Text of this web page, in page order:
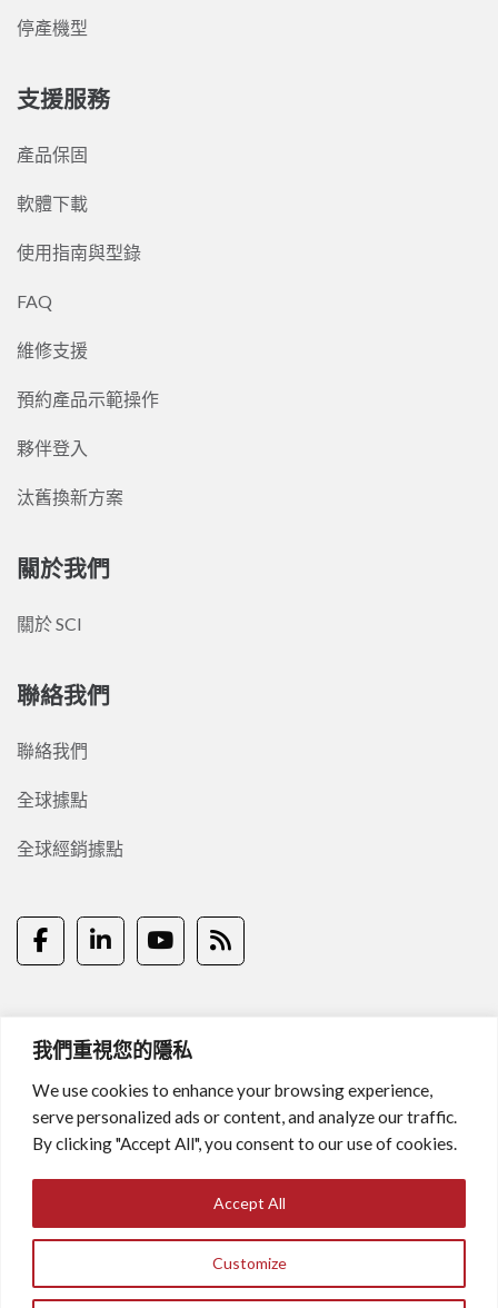
我們重視您的隱私
We use cookies to enhance your browsing experience,
serve personalized ads or content, and analyze our traffic.
By clicking "Accept All", you consent to our use of cookies.
Customize
Accept All
停產機型
支援服務
產品保固
軟體下載
使用指南與型錄
FAQ
維修支援
預約產品示範操作
夥伴登入
汰舊換新方案
關於我們
關於 SCI
聯絡我們
聯絡我們
全球據點
全球經銷據點
© 2024 Ikonix Taiwan Co, Ltd.